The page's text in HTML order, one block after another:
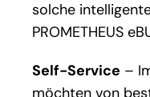
solche
PROMETHEUS
Self-Service –